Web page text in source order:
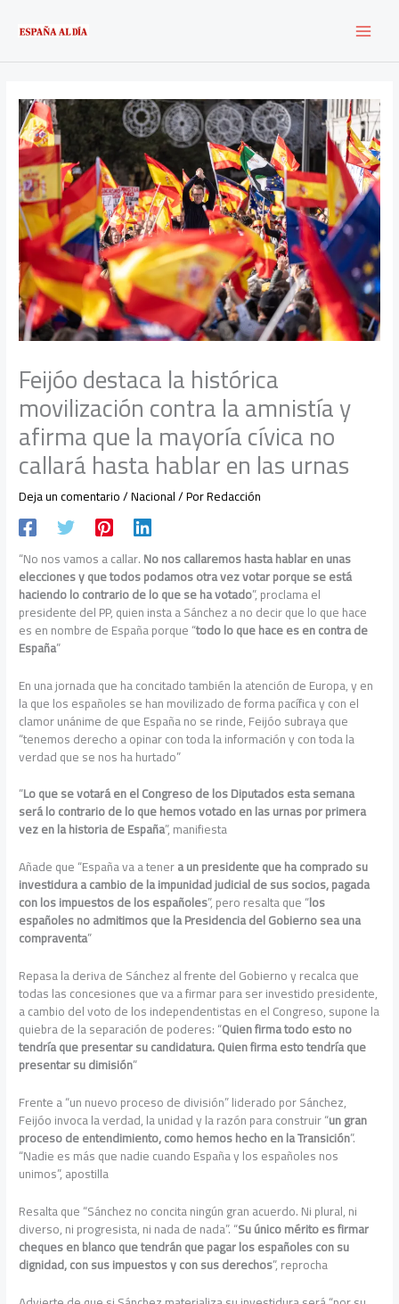
contenido
Feijóo destaca la histórica
movilización contra la amnistía y
afirma que la mayoría cívica no
callará hasta hablar en las urnas
Deja un comentario/Nacional/ PorRedacción
“No nos vamos a callar.No nos callaremos hasta hablar en unas
elecciones y que todos podamos otra vez votar porque se está
haciendo lo contrario de lo que se ha votado”, proclama el
presidente del PP, quien insta a Sánchez a no decir que lo que hace
es en nombre de España porque “todo lo que hace es en contra de
España”
En una jornada que ha concitado también la atención de Europa, y en
la que los españoles se han movilizado de forma pacífica y con el
clamor unánime de que España no se rinde, Feijóo subraya que
“tenemos derecho a opinar con toda la información y con toda la
verdad que se nos ha hurtado”
“Lo que se votará en el Congreso de los Diputados esta semana
será lo contrario de lo que hemos votado en las urnas por primera
vez en la historia de España”, manifiesta
Añade que “España va a tenera un presidente que ha comprado su
investidura a cambio de la impunidad judicial de sus socios, pagada
con los impuestos de los españoles”, pero resalta que “los
españoles no admitimos que la Presidencia del Gobierno sea una
compraventa”
Repasa la deriva de Sánchez al frente del Gobierno y recalca que
todas las concesiones que va a firmar para ser investido presidente,
a cambio del voto de los independentistas en el Congreso, supone la
quiebra de la separación de poderes: “Quien firma todo esto no
tendría que presentar su candidatura. Quien firma esto tendría que
presentar su dimisión”
Frente a “un nuevo proceso de división” liderado por Sánchez,
Feijóo invoca la verdad, la unidad y la razón para construir “un gran
proceso de entendimiento, como hemos hecho en la Transición”.
“Nadie es más que nadie cuando España y los españoles nos
unimos”, apostilla
Resalta que “Sánchez no concita ningún gran acuerdo. Ni plural, ni
diverso, ni progresista, ni nada de nada”. “Su único mérito es firmar
cheques en blanco que tendrán que pagar los españoles con su
dignidad, con sus impuestos y con sus derechos”, reprocha